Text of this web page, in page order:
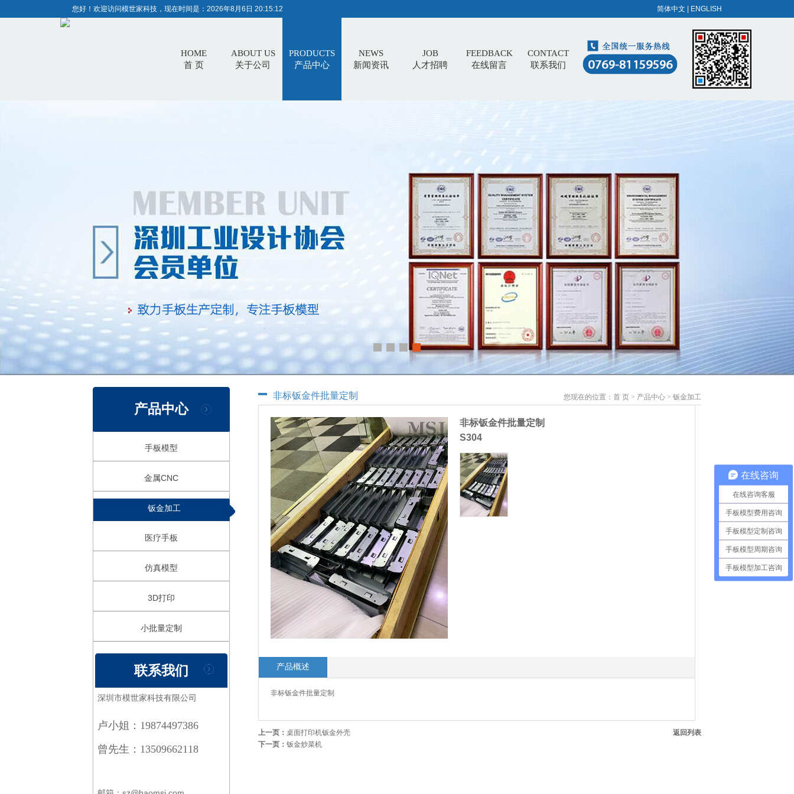
简体中文 ENGLISH
您好！欢迎访问模世家科技，现在时间是： 2026年8月6日 20:15:13
HOME
首 页
ABOUT US
关于公司
PRODUCTS
产品中心
NEWS
新闻资讯
JOB
人才招聘
FEEDBACK
在线留言
CONTACT
联系我们
产品中心
手板模型
金属CNC
钣金加工
医疗手板
仿真模型
3D打印
小批量定制
联系我们
深圳市模世家科技有限公司
卢小姐：19874497386
曾先生：13509662118
非标钣金件批量定制 您现在的位置： 首 页 > 产品中心 > 钣金加工
非标钣金件批量定制
S304
产品概述
非标钣金件批量定制
上一页： 桌面打印机钣金外壳
下一页： 钣金炒菜机
返回列表
在线咨询
在线咨询客服
手板模型费用咨询
手板模型定制咨询
手板模型周期咨询
手板模型加工咨询